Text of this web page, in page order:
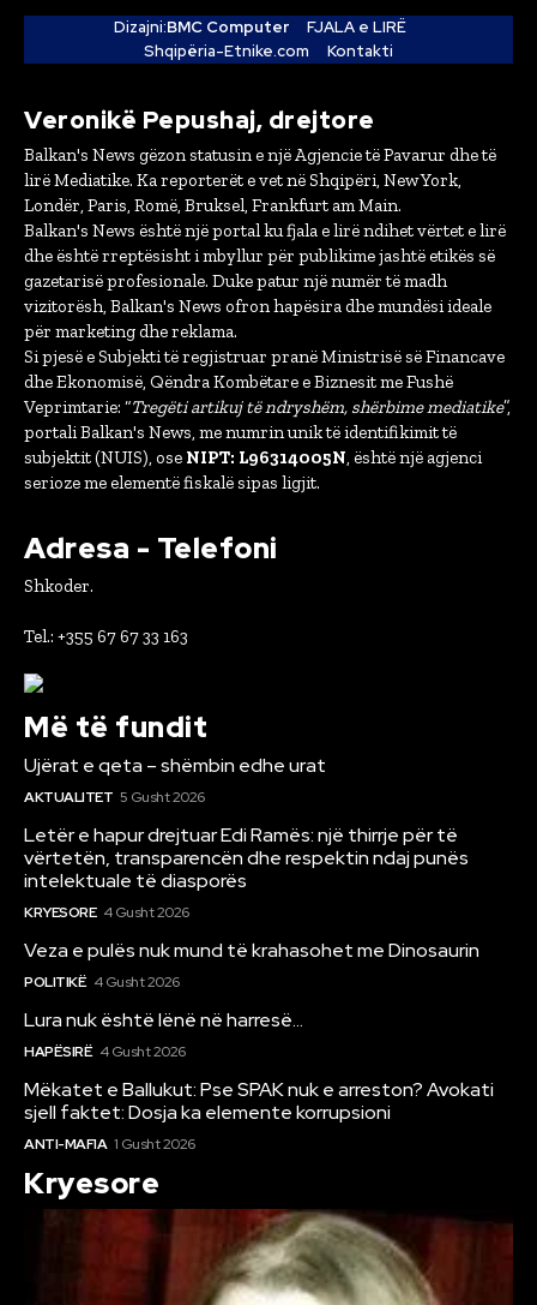
Dizajni:BMC Computer
FJALA e LIRË
Shqipëria-Etnike.com
Kontakti
Veronikë Pepushaj, drejtore
Balkan's News gëzon statusin e një Agjencie të Pavarur dhe të
lirë Mediatike. Ka reporterët e vet në Shqipëri, New York,
Londër, Paris, Romë, Bruksel, Frankfurt am Main.
Balkan's News është një portal ku fjala e lirë ndihet vërtet e lirë
dhe është rreptësisht i mbyllur për publikime jashtë etikës së
gazetarisë profesionale. Duke patur një numër të madh
vizitorësh, Balkan's News ofron hapësira dhe mundësi ideale
për marketing dhe reklama.
Si pjesë e Subjekti të regjistruar pranë Ministrisë së Financave
dhe Ekonomisë, Qëndra Kombëtare e Biznesit me Fushë
Veprimtarie: “Tregëti artikuj të ndryshëm, shërbime mediatike”,
portali Balkan's News, me numrin unik të identifikimit të
subjektit (NUIS), ose NIPT: L96314005N , është një agjenci
serioze me elementë fiskalë sipas ligjit.
Adresa - Telefoni
Shkoder.
Tel.: +355 67 67 33 163
Më të fundit
Ujërat e qeta – shëmbin edhe urat
AKTUALITET 5 Gusht 2026
Letër e hapur drejtuar Edi Ramës: një thirrje për të
vërtetën, transparencën dhe respektin ndaj punës
intelektuale të diasporës
KRYESORE 4 Gusht 2026
Veza e pulës nuk mund të krahasohet me Dinosaurin
POLITIKË 4 Gusht 2026
Lura nuk është lënë në harresë…
HAPËSIRË 4 Gusht 2026
Mëkatet e Ballukut: Pse SPAK nuk e arreston? Avokati
sjell faktet: Dosja ka elemente korrupsioni
ANTI-MAFIA 1 Gusht 2026
Kryesore